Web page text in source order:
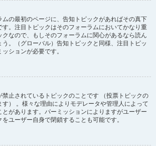
の最初のページに、告知トピックがあればその真下
す。注目トピックはそのフォーラムにおいてかなり重
なので、もしそのフォーラムに関心があるなら読ん
。（グローバル）告知トピックと同様、注目トピッ
ションが必要です。
禁止されているトピックのことです （投票トピックの
） 。様々な理由によりモデレータや管理人によって
とがあります。パーミッションによりますがユーザー
ユーザー自身で閉鎖することも可能です。